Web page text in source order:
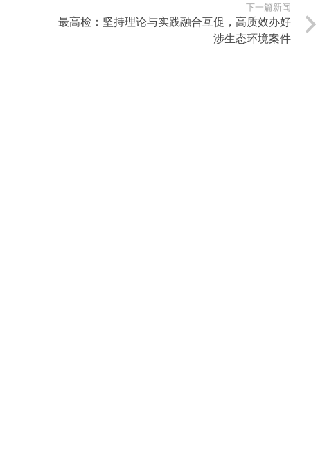
下一篇新闻
最高检：坚持理论与实践融合互促，高质效办好
涉生态环境案件